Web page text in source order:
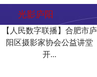
光影庐阳
【人民数字联播】合肥市庐
阳区摄影家协会公益讲堂
开...